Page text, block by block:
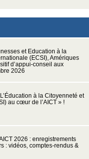
et Education à la
(ECSI), Amériques
d’appui-conseil aux
2026
à la Citoyenneté et
au cœur de l’AICT » !
2026 : enregistrements
: vidéos, comptes-rendus &